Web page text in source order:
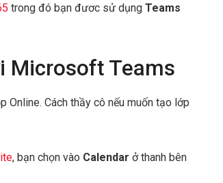
trong đó bạn đươc sử dụng Teams
Microsoft Teams
Online. Cách thầy cô nếu muốn tạo lớp
, bạn chọn vào Calendar ở thanh bên